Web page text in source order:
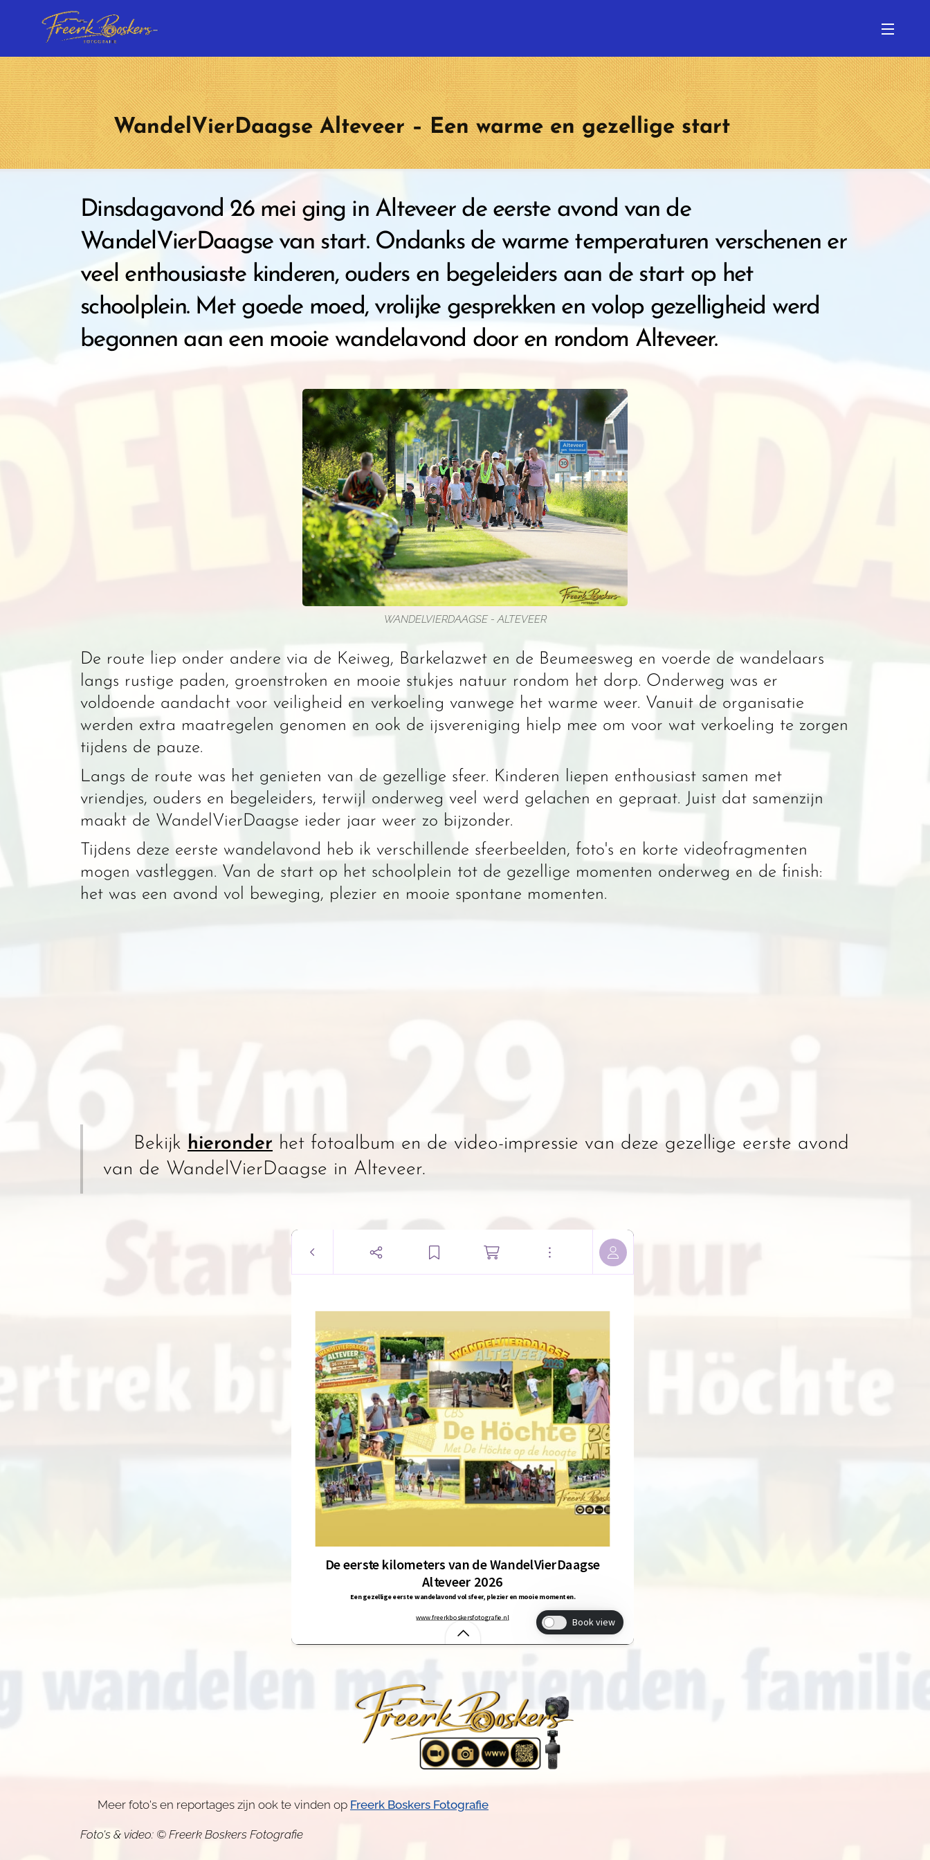
WandelVierDaagse Alteveer – Een warme en gezellige start🚶☀️
Dinsdagavond 26 mei ging in Alteveer de eerste avond van de
WandelVierDaagse van start. Ondanks de warme temperaturen verschenen er
veel enthousiaste kinderen, ouders en begeleiders aan de start op het
schoolplein. Met goede moed, vrolijke gesprekken en volop gezelligheid werd
begonnen aan een mooie wandelavond door en rondom Alteveer.
WANDELVIERDAAGSE - ALTEVEER
De route liep onder andere via de Keiweg, Barkelazwet en de Beumeesweg en voerde de wandelaars
langs rustige paden, groenstroken en mooie stukjes natuur rondom het dorp. Onderweg was er
voldoende aandacht voor veiligheid en verkoeling vanwege het warme weer. Vanuit de organisatie
werden extra maatregelen genomen en ook de ijsvereniging hielp mee om voor wat verkoeling te zorgen
tijdens de pauze. ☀️💦
Langs de route was het genieten van de gezellige sfeer. Kinderen liepen enthousiast samen met
vriendjes, ouders en begeleiders, terwijl onderweg veel werd gelachen en gepraat. Juist dat samenzijn
maakt de WandelVierDaagse ieder jaar weer zo bijzonder.
Tijdens deze eerste wandelavond heb ik verschillende sfeerbeelden, foto's en korte videofragmenten
mogen vastleggen. Van de start op het schoolplein tot de gezellige momenten onderweg en de finish:
het was een avond vol beweging, plezier en mooie spontane momenten.
📸 Bekijk hieronder het fotoalbum en de video-impressie van deze gezellige eerste avond
van de WandelVierDaagse in Alteveer.
👉 Meer foto's en reportages zijn ook te vinden op Freerk Boskers Fotografie
Foto's & video: © Freerk Boskers Fotografie